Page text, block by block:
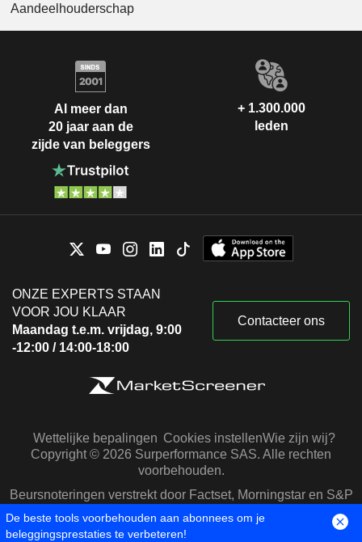
Aandeelhouderschap
Al meer dan
20 jaar aan de
zijde van beleggers
+ 1.300.000
leden
ONZE EXPERTS STAAN
VOOR JOU KLAAR
Maandag t.e.m. vrijdag, 9:00
-12:00 / 14:00-18:00
Contacteer ons
Wettelijke bepalingen Cookies instellenWie zijn wij?
Copyright © 2026 Surperformance SAS. Alle rechten
voorbehouden.
Beursnoteringen verstrekt door Factset, Morningstar en S&P
Capital IQ
De beste tools voorbehouden aan abonnees om je
beleggingsprestaties te verbeteren!